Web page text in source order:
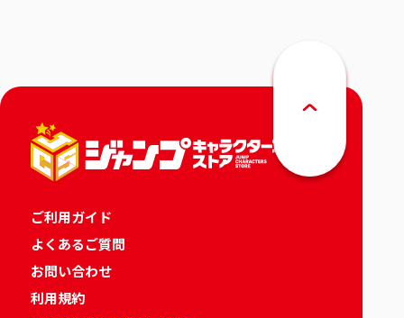
ご利用ガイド
よくあるご質問
お問い合わせ
利用規約